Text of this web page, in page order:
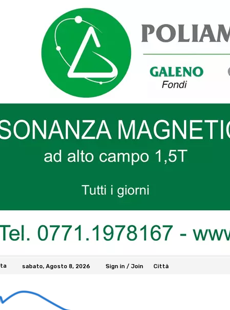
sabato, Agosto 8, 2026 Sign in / Join Città